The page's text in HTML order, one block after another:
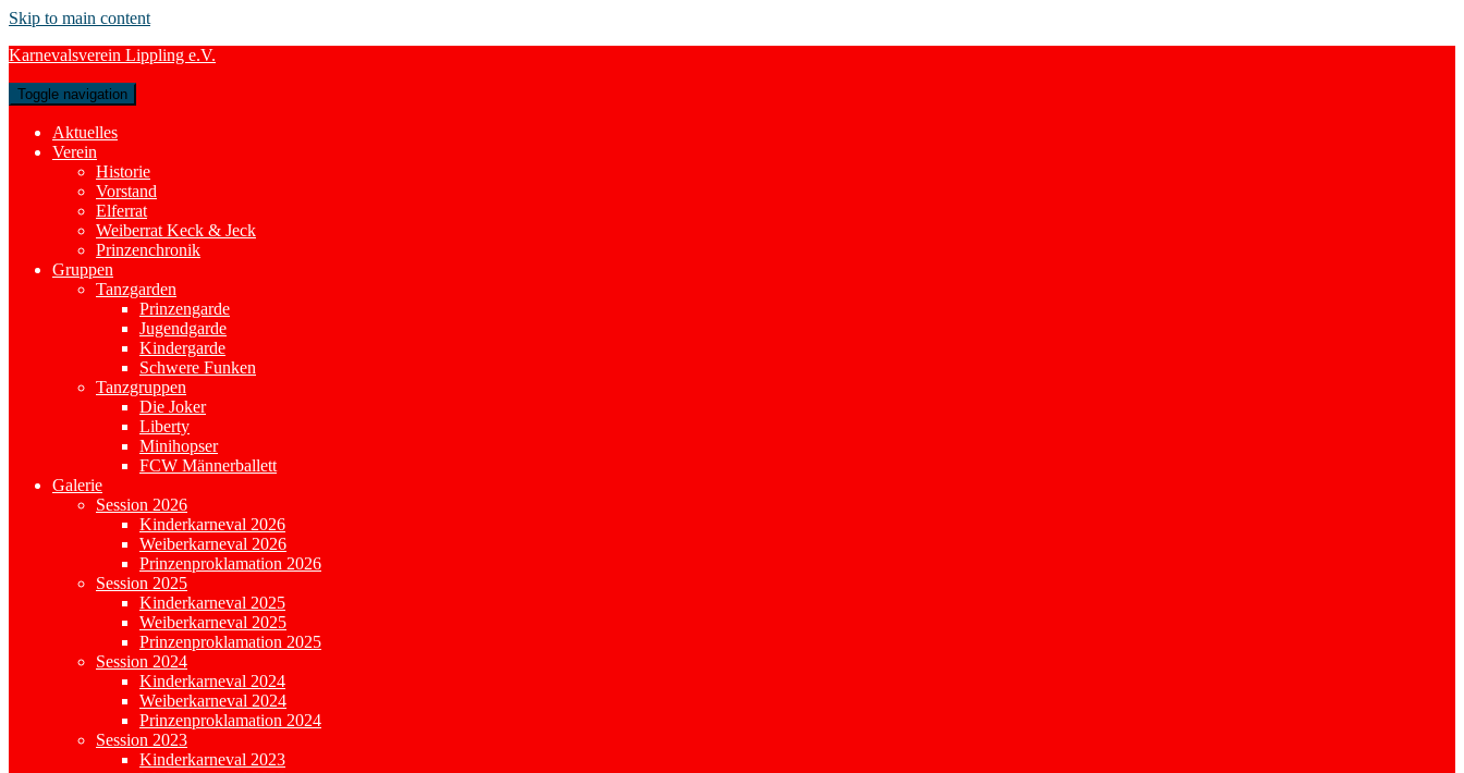
Skip to main content
Karnevalsverein Lippling e.V.
Toggle navigation
Aktuelles
Verein
Historie
Vorstand
Elferrat
Weiberrat Keck & Jeck
Prinzenchronik
Gruppen
Tanzgarden
Prinzengarde
Jugendgarde
Kindergarde
Schwere Funken
Tanzgruppen
Die Joker
Liberty
Minihopser
FCW Männerballett
Galerie
Session 2026
Kinderkarneval 2026
Weiberkarneval 2026
Prinzenproklamation 2026
Session 2025
Kinderkarneval 2025
Weiberkarneval 2025
Prinzenproklamation 2025
Session 2024
Kinderkarneval 2024
Weiberkarneval 2024
Prinzenproklamation 2024
Session 2023
Kinderkarneval 2023